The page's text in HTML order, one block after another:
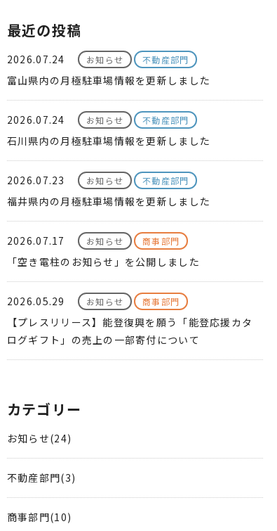
最近の投稿
2026.07.24 お知らせ 不動産部門
富山県内の月極駐車場情報を更新しました
2026.07.24 お知らせ 不動産部門
石川県内の月極駐車場情報を更新しました
2026.07.23 お知らせ 不動産部門
福井県内の月極駐車場情報を更新しました
2026.07.17 お知らせ 商事部門
「空き電柱のお知らせ」を公開しました
2026.05.29 お知らせ 商事部門
【プレスリリース】能登復興を願う「能登応援カタ
ログギフト」の売上の一部寄付について
カテゴリー
お知らせ(24)
不動産部門(3)
商事部門(10)